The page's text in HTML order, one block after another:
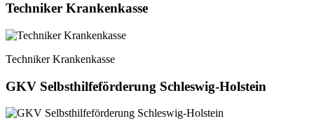
Techniker Krankenkasse
Techniker Krankenkasse
GKV Selbsthilfeförderung Schleswig-Holstein